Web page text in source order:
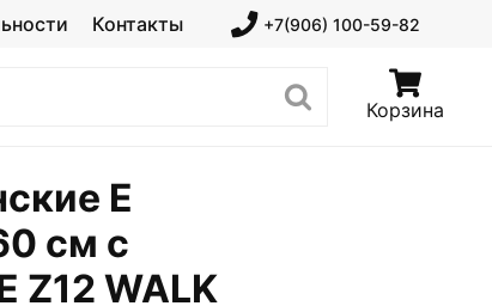
Контакты +7(906) 100-59-82
Корзина
E
см с
Z12 WALK